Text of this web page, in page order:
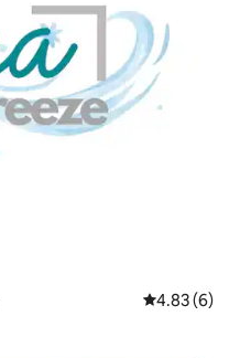
Calificación
4.83 (6)